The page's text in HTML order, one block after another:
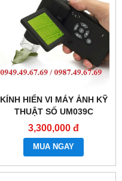
KÍNH HIỂN VI MÁY ẢNH KỸ
THUẬT SỐ UM039C
3,300,000 đ
MUA NGAY